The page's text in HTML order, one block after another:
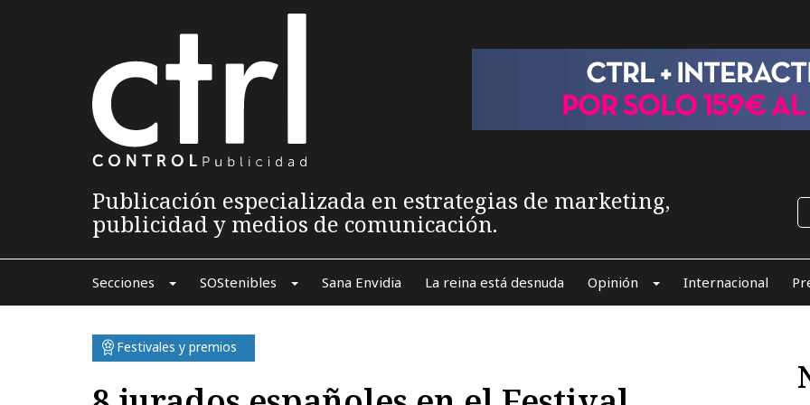
Publicación especializada en estrategias de marketing,
publicidad y medios de comunicación.
Secciones SOStenibles Sana Envidia La reina está desnuda Opinión Internacional
Festivales y premios